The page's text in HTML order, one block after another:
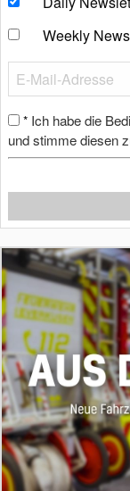
Weekly
* Ich habe die
und stimme diesen